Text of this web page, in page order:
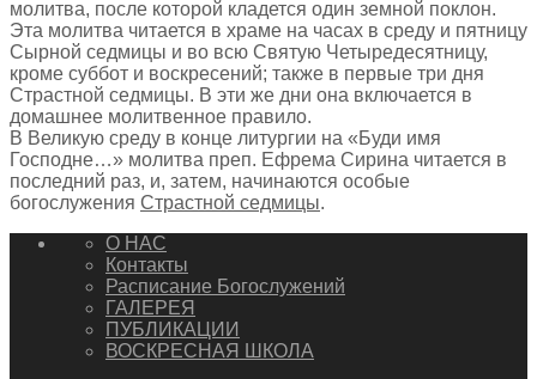
молитва, после которой кладется один земной поклон.
Эта молитва читается в храме на часах в среду и пятницу
Сырной седмицы и во всю Святую Четыредесятницу,
кроме суббот и воскресений; также в первые три дня
Страстной седмицы. В эти же дни она включается в
домашнее молитвенное правило.
В Великую среду в конце литургии на «Буди имя
Господне…» молитва преп. Ефрема Сирина читается в
последний раз, и, затем, начинаются особые
богослужения Страстной седмицы.
О НАС
Контакты
Расписание Богослужений
ГАЛЕРЕЯ
ПУБЛИКАЦИИ
ВОСКРЕСНАЯ ШКОЛА